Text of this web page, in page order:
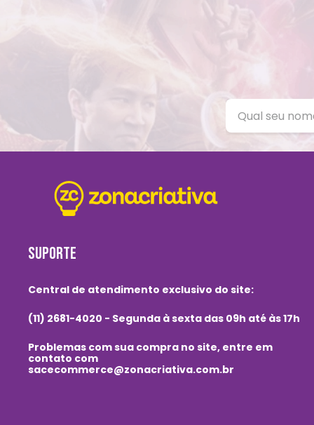
SUPORTE
Central de atendimento exclusivo do site:
(11) 2681-4020 - Segunda à sexta das 09h até às 17h
Problemas com sua compra no site, entre em
contato com
sacecommerce@zonacriativa.com.br